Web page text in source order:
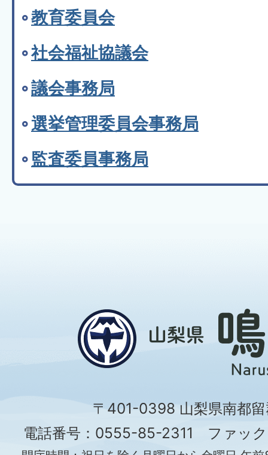
教育委員会
社会福祉協議会
議会事務局
選挙管理委員会事務局
監査委員事務局
〒401-0398 山梨県南都
電話番号：0555-85-2311 ファッ